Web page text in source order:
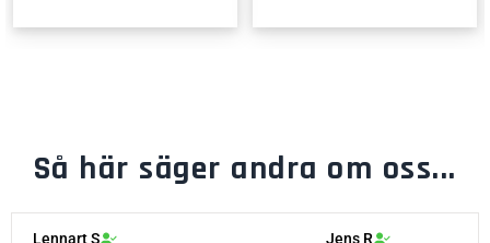
Så här säger andra om oss...